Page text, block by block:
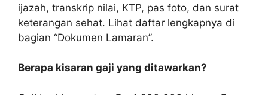
ijazah, transkrip nilai, KTP, pas foto, dan surat
keterangan sehat. Lihat daftar lengkapnya di
bagian “Dokumen Lamaran”.
Berapa kisaran gaji yang ditawarkan?